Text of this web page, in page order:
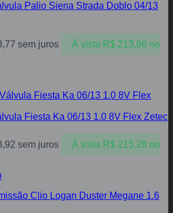
Palio Siena Strada Doblo 04/13
sem juros À vista R$213,96 no
Fiesta Ka 06/13 1.0 8V Flex Zetec
sem juros À vista R$215,28 no